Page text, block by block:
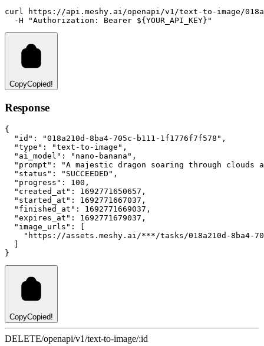
curl
https://api.meshy.ai/openapi/v1/text-to-image/
-H
"Authorization: Bearer ${YOUR_API_KEY}"
CopyCopied!
Response
{
"id" : "018a210d-8ba4-705c-b111-1f1776f7f578" ,
"type" : "text-to-image" ,
"ai_model" : "nano-banana" ,
"prompt" :
"A majestic dragon soaring through clouds
"status" : "SUCCEEDED" ,
"progress" : 100 ,
"created_at" : 1692771650657 ,
"started_at" : 1692771667037 ,
"finished_at" : 1692771669037 ,
"expires_at" : 1692771679037 ,
"image_urls" :
"https://assets.meshy.ai/***/tasks/018a210d-8ba4-
}
CopyCopied!
DELETE/openapi/v1/text-to-image/:id